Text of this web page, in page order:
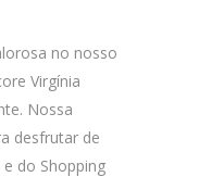
no nosso
Virgínia
Nossa
desfrutar de
do Shopping